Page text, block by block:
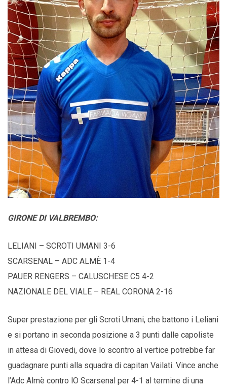
GIRONE DI VALBREMBO:
LELIANI – SCROTI UMANI 3-6
SCARSENAL – ADC ALMÈ 1-4
PAUER RENGERS – CALUSCHESE C5 4-2
NAZIONALE DEL VIALE – REAL CORONA 2-16
Super prestazione per gli Scroti Umani, che battono i Leliani
e si portano in seconda posizione a 3 punti dalle capoliste
in attesa di Giovedi, dove lo scontro al vertice potrebbe far
guadagnare punti alla squadra di capitan Vailati. Vince anche
l’Adc Almè contro lO Scarsenal per 4-1 al termine di una